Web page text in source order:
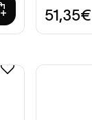
51,35€